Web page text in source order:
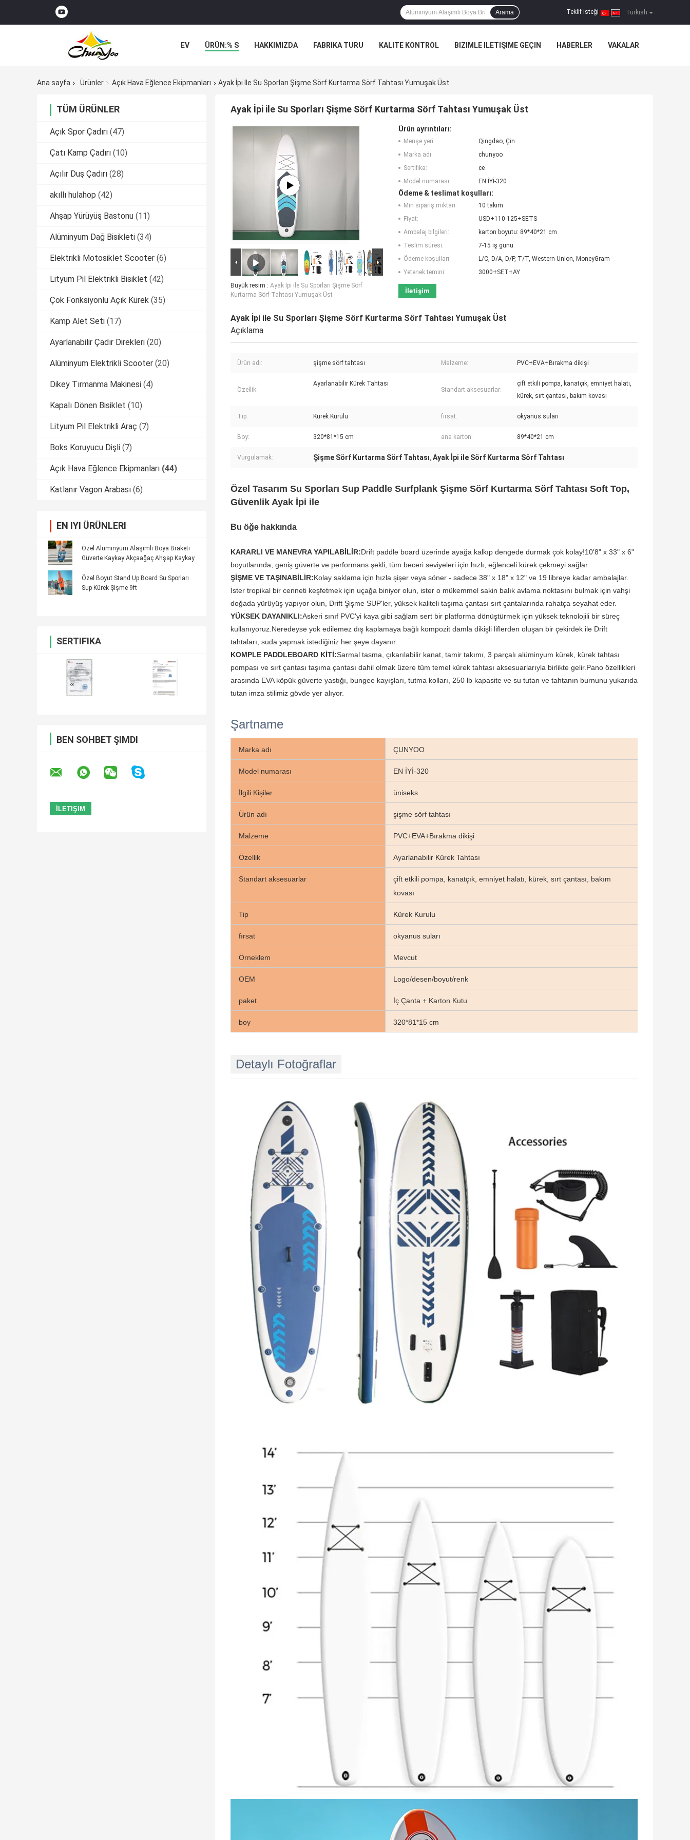
Turkish
Teklif isteği |
Arama
EV ÜRÜN:% S HAKKIMIZDA FABRIKA TURU KALITE KONTROL BIZIMLE ILETIŞIME GEÇIN HABERLER VAKALAR
Ana sayfa Ürünler Açık Hava Eğlence Ekipmanları Ayak İpi Ile Su Sporları Şişme Sörf Kurtarma Sörf Tahtası Yumuşak Üst
TÜM ÜRÜNLER
Açık Spor Çadırı (47)
Çatı Kamp Çadırı (10)
Açılır Duş Çadırı (28)
akıllı hulahop (42)
Ahşap Yürüyüş Bastonu (11)
Alüminyum Dağ Bisikleti (34)
Elektrikli Motosiklet Scooter (6)
Lityum Pil Elektrikli Bisiklet (42)
Çok Fonksiyonlu Açık Kürek (35)
Kamp Alet Seti (17)
Ayarlanabilir Çadır Direkleri (20)
Alüminyum Elektrikli Scooter (20)
Dikey Tırmanma Makinesi (4)
Kapalı Dönen Bisiklet (10)
Lityum Pil Elektrikli Araç (7)
Boks Koruyucu Dişli (7)
Açık Hava Eğlence Ekipmanları (44)
Katlanır Vagon Arabası (6)
EN IYI ÜRÜNLERI
Özel Alüminyum Alaşımlı Boya Braketi
Güverte Kaykay Akçaağaç Ahşap Kaykay
Özel Boyut Stand Up Board Su Sporları
Sup Kürek Şişme 9ft
SERTIFIKA
BEN SOHBET ŞIMDI
Ayak İpi ile Su Sporları Şişme Sörf Kurtarma Sörf Tahtası Yumuşak Üst
Büyük resim : Ayak İpi ile Su Sporları Şişme Sörf
Kurtarma Sörf Tahtası Yumuşak Üst
Ürün ayrıntıları:
Menşe yeri:
Qingdao, Çin
Marka adı:
chunyoo
Sertifika:
ce
Model numarası:
EN İYİ-320
Ödeme & teslimat koşulları:
Min sipariş miktarı:
10 takım
Fiyat:
USD+110-125+SETS
Ambalaj bilgileri:
karton boyutu: 89*40*21 cm
Teslim süresi:
7-15 iş günü
Ödeme koşulları:
L/C, D/A, D/P, T/T, Western Union, MoneyGram
Yetenek temini:
3000+SET+AY
İletişim
Ayak İpi ile Su Sporları Şişme Sörf Kurtarma Sörf Tahtası Yumuşak Üst
Açıklama
Ürün adı: şişme sörf tahtası Malzeme: PVC+EVA+Bırakma dikişi
Özellik:
Ayarlanabilir Kürek Tahtası
Standart aksesuarlar:
çift ​​etkili pompa, kanatçık, emniyet halatı,
kürek, sırt çantası, bakım kovası
Tip: Kürek Kurulu fırsat: okyanus suları
Boy: 320*81*15 cm ana karton: 89*40*21 cm
Vurgulamak: Şişme Sörf Kurtarma Sörf Tahtası, Ayak İpi ile Sörf Kurtarma Sörf Tahtası
Özel Tasarım Su Sporları Sup Paddle Surfplank Şişme Sörf Kurtarma Sörf Tahtası Soft Top,
Güvenlik Ayak İpi ile
Bu öğe hakkında
KARARLI VE MANEVRA YAPILABİLİR:Drift paddle board üzerinde ayağa kalkıp dengede durmak çok kolay!10'8" x 33" x 6"
boyutlarında, geniş güverte ve performans şekli, tüm beceri seviyeleri için hızlı, eğlenceli kürek çekmeyi sağlar.
ŞİŞME VE TAŞINABİLİR:Kolay saklama için hızla şişer veya söner - sadece 38" x 18" x 12" ve 19 libreye kadar ambalajlar.
İster tropikal bir cenneti keşfetmek için uçağa biniyor olun, ister o mükemmel sakin balık avlama noktasını bulmak için vahşi
doğada yürüyüş yapıyor olun, Drift Şişme SUP'ler, yüksek kaliteli taşıma çantası sırt çantalarında rahatça seyahat eder.
YÜKSEK DAYANIKLI:Askeri sınıf PVC'yi kaya gibi sağlam sert bir platforma dönüştürmek için yüksek teknolojili bir süreç
kullanıyoruz.Neredeyse yok edilemez dış kaplamaya bağlı kompozit damla dikişli liflerden oluşan bir çekirdek ile Drift
tahtaları, suda yapmak istediğiniz her şeye dayanır.
KOMPLE PADDLEBOARD KİTİ:Sarmal tasma, çıkarılabilir kanat, tamir takımı, 3 parçalı alüminyum kürek, kürek tahtası
pompası ve sırt çantası taşıma çantası dahil olmak üzere tüm temel kürek tahtası aksesuarlarıyla birlikte gelir.Pano özellikleri
arasında EVA köpük güverte yastığı, bungee kayışları, tutma kolları, 250 lb kapasite ve su tutan ve tahtanın burnunu yukarıda
tutan imza stilimiz gövde yer alıyor.
Şartname
Marka adı ÇUNYOO
Model numarası EN İYİ-320
İlgili Kişiler üniseks
Ürün adı şişme sörf tahtası
Malzeme PVC+EVA+Bırakma dikişi
Özellik Ayarlanabilir Kürek Tahtası
Standart aksesuarlar
çift ​​etkili pompa, kanatçık, emniyet halatı, kürek, sırt çantası, bakım
kovası
Tip Kürek Kurulu
fırsat okyanus suları
Örneklem Mevcut
OEM Logo/desen/boyut/renk
paket İç Çanta + Karton Kutu
boy 320*81*15 cm
Detaylı Fotoğraflar